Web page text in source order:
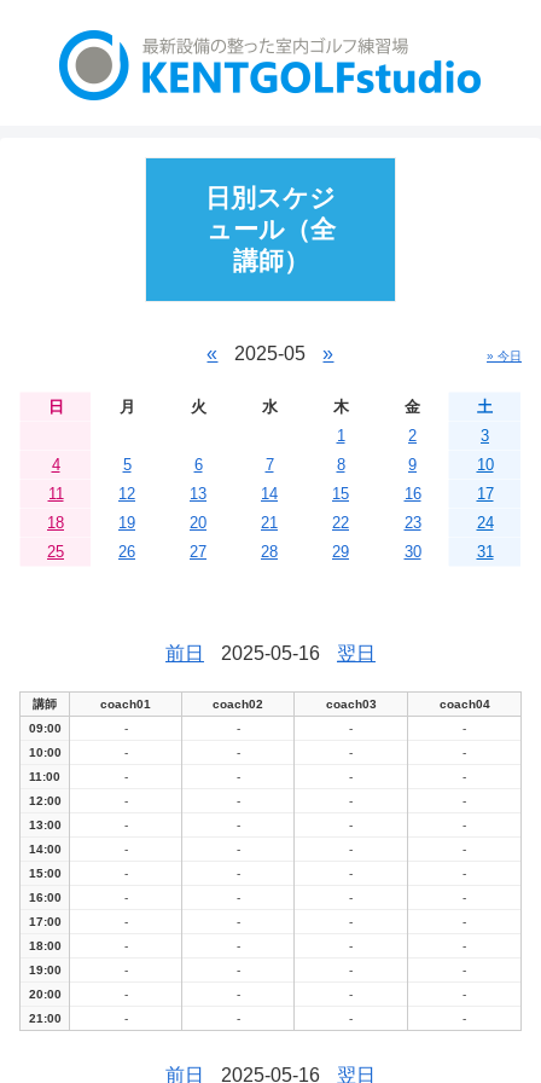
日別スケジ
ュール（全
講師）
« 2025-05 » » 今日
日 月 火 水 木 金
土
1
2
3
4
5 6 7 8 9
10
11
12 13 14 15 16
17
18
19 20 21 22 23
24
25
26 27 28 29 30 31
前日 2025-05-16 翌日
講師 coach01 coach02 coach03
coach04
09:00
- - -
-
10:00
- - -
-
11:00
- - -
-
12:00
- - -
-
13:00
- - -
-
14:00
- - -
-
15:00
- - -
-
16:00
- - -
-
17:00
- - -
-
18:00
- - -
-
19:00
- - -
-
20:00
- - -
-
21:00
- - - -
前日 2025-05-16 翌日